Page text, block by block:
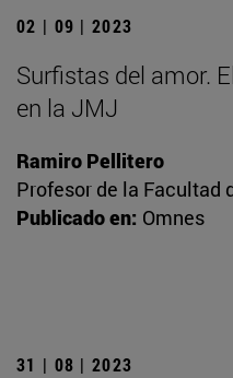
02 | 09 | 2023
Surfistas del amor.
en la JMJ
Ramiro Pellitero
Profesor de la Facultad
Publicado en: Omnes
31 | 08 | 2023